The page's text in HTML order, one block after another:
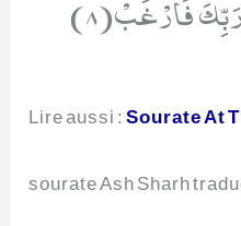
Lire aussi :Sourate At
sourate Ash Sharh